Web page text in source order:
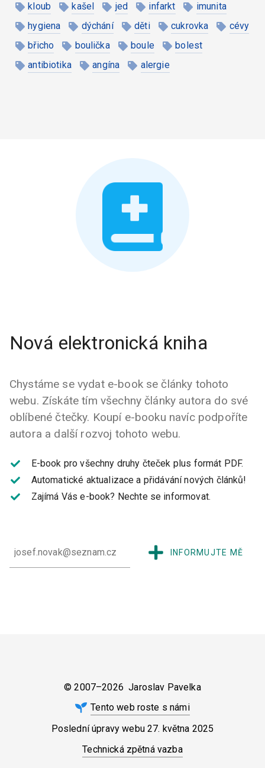
kloub
kašel jed infarkt
imunita
hygiena
dýchání děti cukrovka
cévy
břicho
boulička boule
bolest
antibiotika
angína alergie
Nová elektronická kniha
Chystáme se vydat e-book se články tohoto
webu. Získáte tím všechny články autora do své
oblíbené čtečky. Koupí e-booku navíc podpoříte
autora a další rozvoj tohoto webu.
E-book pro všechny druhy čteček plus formát PDF.
Automatické aktualizace a přidávání nových článků!
Zajímá Vás e-book? Nechte se informovat.
INFORMUJTE MĚ
© 2007–2026 Jaroslav Pavelka
Tento web roste s námi
Poslední úpravy webu 27. května 2025
Technická zpětná vazba